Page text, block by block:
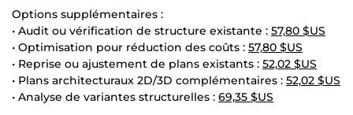
Options supplémentaires :
• Audit ou vérification de structure existante : 57,80 $US
• Optimisation pour réduction des coûts : 57,80 $US
• Reprise ou ajustement de plans existants : 52,02 $US
• Plans architecturaux 2D/3D complémentaires : 52,02 $US
• Analyse de variantes structurelles : 69,35 $US